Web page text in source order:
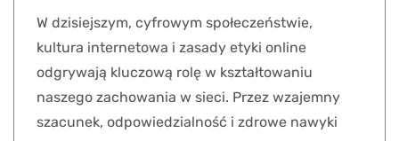
W dzisiejszym, cyfrowym społeczeństwie,
kultura internetowa i zasady etyki online
odgrywają kluczową rolę w kształtowaniu
naszego zachowania w sieci. Przez wzajemny
szacunek, odpowiedzialność i zdrowe nawyki